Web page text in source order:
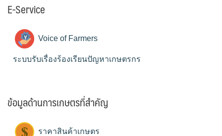
E-Service
Voice of Farmers
ระบบรับเรื่องร้องเรียนปัญหาเกษตรกร
ข้อมูลด้านการเกษตรที่สำคัญ
ราคาสินค้าเกษตร